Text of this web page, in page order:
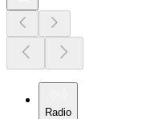
Radio